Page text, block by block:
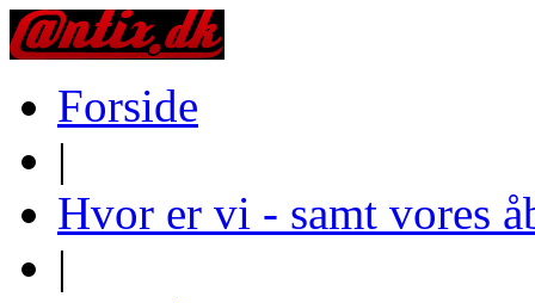
Forside
|
Hvor er vi - samt vores
|